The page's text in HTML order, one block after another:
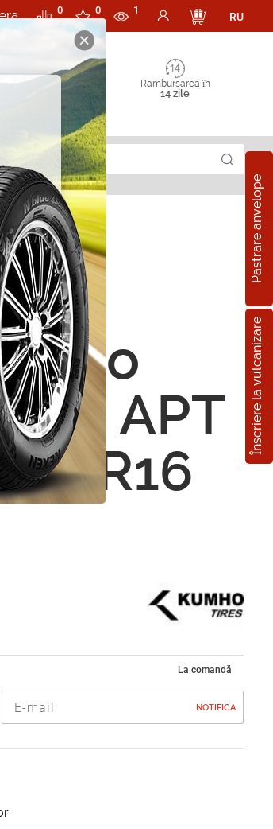
0 0 1
RU
Rambursarea în
14 zile
Pastrare anvelope
Înscriere la vulcanizare
all
APT
R16
La comandă
NOTIFICA